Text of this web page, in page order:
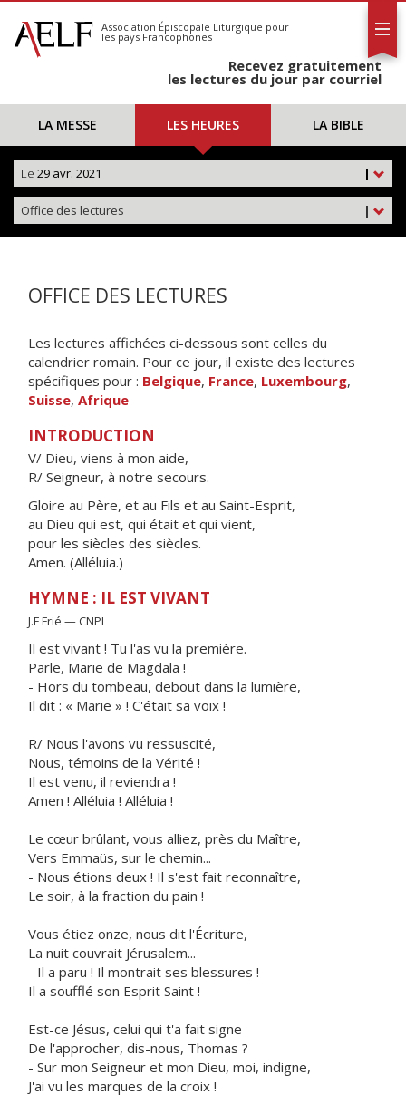
S'abonner
Calendrier
Association Épiscopale Liturgique pour
les pays Francophones
Recevez gratuitement
les lectures du jour par courriel
LA MESSE LES HEURES LA BIBLE
|
Le 29 avr. 2021
|
Office des lectures
OFFICE DES LECTURES
Les lectures affichées ci-dessous sont celles du
calendrier romain. Pour ce jour, il existe des lectures
spécifiques pour : Belgique, France, Luxembourg,
Suisse, Afrique
INTRODUCTION
V/ Dieu, viens à mon aide,
R/ Seigneur, à notre secours.
Gloire au Père, et au Fils et au Saint-Esprit,
au Dieu qui est, qui était et qui vient,
pour les siècles des siècles.
Amen. (Alléluia.)
HYMNE : IL EST VIVANT
J.F Frié — CNPL
Il est vivant ! Tu l'as vu la première.
Parle, Marie de Magdala !
- Hors du tombeau, debout dans la lumière,
Il dit : « Marie » ! C'était sa voix !
R/ Nous l'avons vu ressuscité,
Nous, témoins de la Vérité !
Il est venu, il reviendra !
Amen ! Alléluia ! Alléluia !
Le cœur brûlant, vous alliez, près du Maître,
Vers Emmaüs, sur le chemin...
- Nous étions deux ! Il s'est fait reconnaître,
Le soir, à la fraction du pain !
Vous étiez onze, nous dit l'Écriture,
La nuit couvrait Jérusalem...
- Il a paru ! Il montrait ses blessures !
Il a soufflé son Esprit Saint !
Est-ce Jésus, celui qui t'a fait signe
De l'approcher, dis-nous, Thomas ?
- Sur mon Seigneur et mon Dieu, moi, indigne,
J'ai vu les marques de la croix !